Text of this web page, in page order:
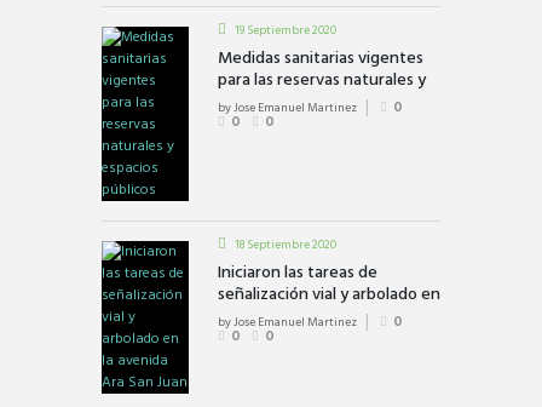
19 Septiembre 2020
Medidas sanitarias vigentes
para las reservas naturales y
espacios públicos
byJose Emanuel Martinez
0
0
0
18 Septiembre 2020
Iniciaron las tareas de
señalización vial y arbolado en
la avenida Ara San Juan
byJose Emanuel Martinez
0
0
0